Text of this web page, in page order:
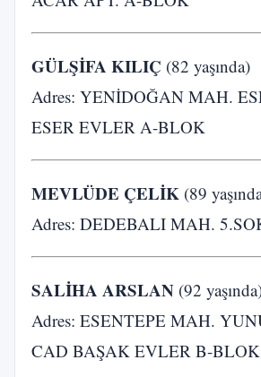
GÜLŞİFA KILIÇ (82 yaşında)
Adres: YENİDOĞAN MAH.
ESER EVLER A-BLOK
MEVLÜDE ÇELİK (89
Adres: DEDEBALI MAH.
SALİHA ARSLAN (92
Adres: ESENTEPE MAH.
CAD BAŞAK EVLER B-BLOK